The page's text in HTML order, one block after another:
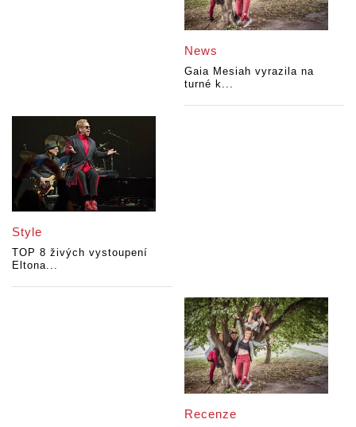
News
Gaia Mesiah vyrazila na
turné k...
Style
TOP 8 živých vystoupení
Eltona...
Recenze